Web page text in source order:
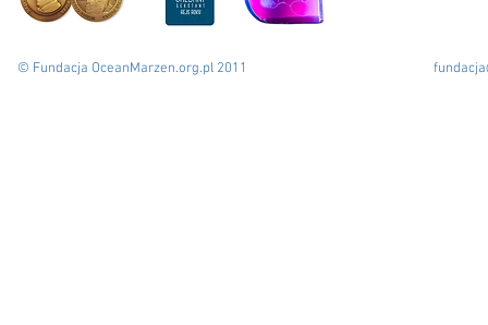
© Fundacja OceanMarzen.org.pl 2011